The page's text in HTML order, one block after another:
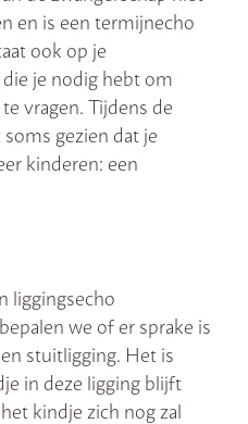
en is een termijnecho
ook op je
je nodig hebt om
vragen. Tijdens de
gezien dat je
kinderen: een
liggingsecho
we of er sprake is
stuitligging. Het is
in deze ligging blijft
kindje zich nog zal